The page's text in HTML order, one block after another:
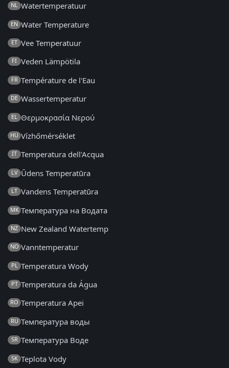
NL Watertemperatuur
EN Water Temperature
ET Vee Temperatuur
FI Veden Lämpötila
FR Température de l'Eau
DE Wassertemperatur
EL Θερμοκρασία Νερού
HU Vízhőmérséklet
IT Temperatura dell'Acqua
LV Ūdens Temperatūra
LT Vandens Temperatūra
MK Температура на Водата
NZ New Zealand Watertemp
NO Vanntemperatur
PL Temperatura Wody
PT Temperatura da Água
RO Temperatura Apei
RU Температура воды
SR Температура Воде
SK Teplota Vody